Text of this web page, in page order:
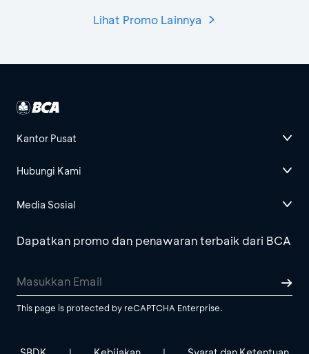
Lihat Promo Lainnya
Kantor Pusat
Hubungi Kami
Media Sosial
Dapatkan promo dan penawaran terbaik dari BCA
This page is protected by reCAPTCHA Enterprise.